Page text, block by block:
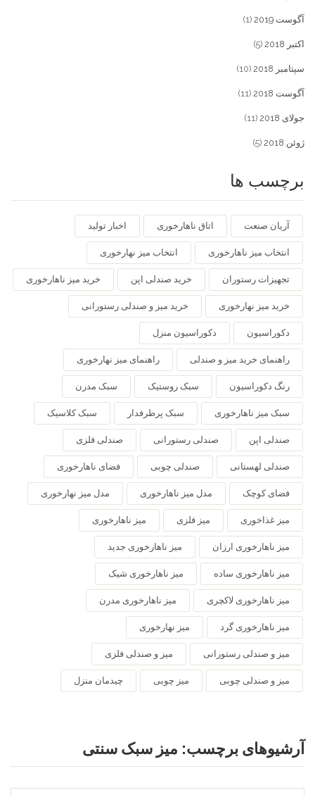
آگوست 2019 (1)
اکتبر 2018 (5)
سپتامبر 2018 (10)
آگوست 2018 (11)
جولای 2018 (11)
ژوئن 2018 (5)
برچسب ها
آریان صنعت اتاق ناهارخوری اخبار تولید
انتخاب میز ناهارخوری انتخاب میز نهارخوری
تجهیزات رستوران خرید صندلی اپن خرید میز ناهارخوری
خرید میز نهارخوری خرید میز و صندلی رستورانی
دکوراسیون دکوراسیون منزل
راهنمای خرید میز و صندلی راهنمای میز نهارخوری
رنگ دکوراسیون سبک روستیک سبک مدرن
سبک میز ناهارخوری سبک پرطرفدار سبک کلاسیک
صندلی اپن صندلی رستورانی صندلی فلزی
صندلی لهستانی صندلی چوبی فضای ناهارخوری
فضای کوچک مدل میز ناهارخوری مدل میز نهارخوری
میز غذاخوری میز فلزی میز ناهارخوری
میز ناهارخوری ارزان میز ناهارخوری جدید
میز ناهارخوری ساده میز ناهارخوری شیک
میز ناهارخوری لاکچری میز ناهارخوری مدرن
میز ناهارخوری گرد میز نهارخوری
میز و صندلی رستورانی میز و صندلی فلزی
میز و صندلی چوبی میز چوبی چیدمان منزل
آرشیوهای برچسب: میز سبک سنتی